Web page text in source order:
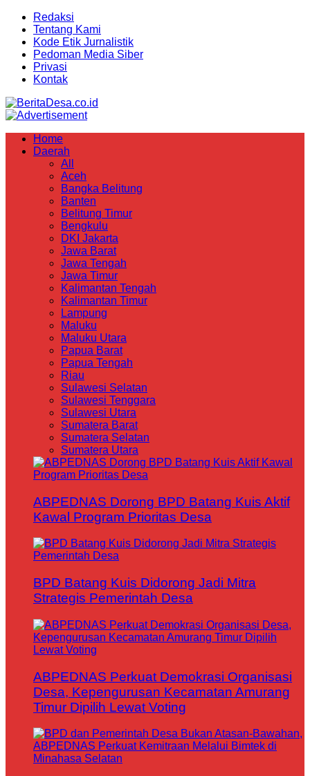
Redaksi
Tentang Kami
Kode Etik Jurnalistik
Pedoman Media Siber
Privasi
Kontak
Home
Daerah
All
Aceh
Bangka Belitung
Banten
Belitung Timur
Bengkulu
DKI Jakarta
Jawa Barat
Jawa Tengah
Jawa Timur
Kalimantan Tengah
Kalimantan Timur
Lampung
Maluku
Maluku Utara
Papua Barat
Papua Tengah
Riau
Sulawesi Selatan
Sulawesi Tenggara
Sulawesi Utara
Sumatera Barat
Sumatera Selatan
Sumatera Utara
ABPEDNAS Dorong BPD Batang Kuis Aktif
Kawal Program Prioritas Desa
BPD Batang Kuis Didorong Jadi Mitra
Strategis Pemerintah Desa
ABPEDNAS Perkuat Demokrasi Organisasi
Desa, Kepengurusan Kecamatan Amurang
Timur Dipilih Lewat Voting